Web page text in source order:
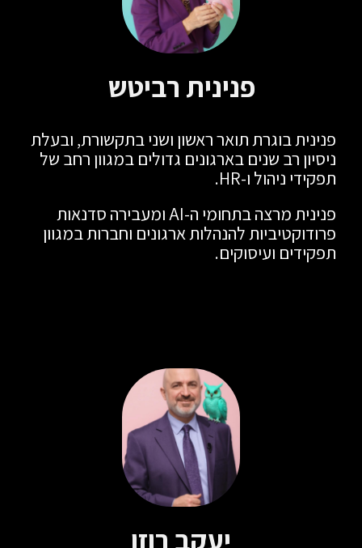
פנינית רביטש
פנינית בוגרת תואר ראשון ושני בתקשורת, ובעלת
ניסיון רב שנים בארגונים גדולים במגוון רחב של
תפקידי ניהול ו-HR.
פנינית מרצה בתחומי ה-AI ומעבירה סדנאות
פרודוקטיביות להנהלות ארגונים וחברות במגוון
תפקידים ועיסוקים.
יעקב רוזן